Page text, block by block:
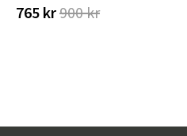
765 kr900 kr